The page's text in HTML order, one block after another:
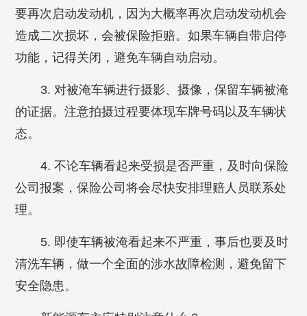
要再次启动发动机，因为大概率再次启动发动机会
造成二次损坏，会被保险拒赔。如果车辆自带启停
功能，记得关闭，避免车辆自动启动。
3. 对被淹车辆进行摄影、摄像，保留车辆被淹
的证据。注意拍摄过程要体现车牌号码以及车辆状
态。
4. 不论车辆看起来受损是否严重，及时向保险
公司报案，保险公司将会尽快安排理赔人员联系处
理。
5. 即使车辆被淹看起来不严重，事后也要及时
清洗车辆，做一个全面的涉水故障检测，避免留下
安全隐患。